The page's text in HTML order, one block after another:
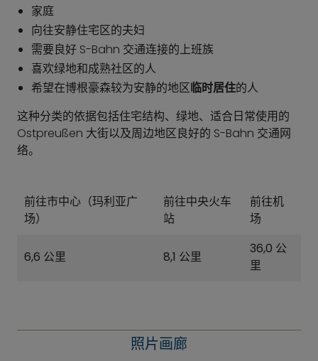
家庭
向往安静住宅区的夫妇
需要良好 S-Bahn 交通连接的上班族
喜欢绿地和成熟社区的人
希望在博根豪森较为安静的地区临时居住的人
这种分类的依据包括住宅结构、绿地、适合日常使用的
Ostpreußen 大街以及周边地区良好的 S-Bahn 交通网
络。
前往市中心（玛利亚广
场）
前往中央火车
站
前往机
场
6,6 公里 8,1 公里
36,0 公
里
照片画廊